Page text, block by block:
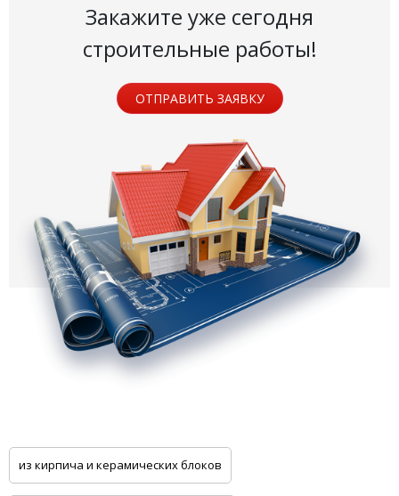
Закажите уже сегодня
строительные работы!
ОТПРАВИТЬ ЗАЯВКУ
из кирпича и керамических блоков